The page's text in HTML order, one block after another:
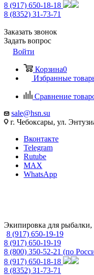
8 (917) 650-18-18
8 (8352) 31-73-71
Заказать звонок
Задать вопрос
Войти
Корзина0
Избранные
Сравнение
sale@hsn.su
г. Чебоксары, ул.
Вконтакте
Telegram
Rutube
MAX
WhatsApp
Экипировка для рыбалки,
8 (917) 650-19-19
8 (917) 650-19-19
8 (800) 350-52-21 (по
8 (917) 650-18-18
8 (8352) 31-73-71